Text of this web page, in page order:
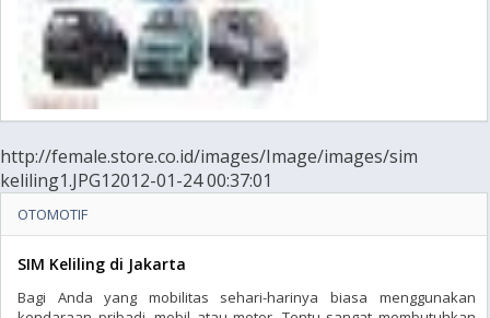
http://female.store.co.id/images/Image/images/sim
keliling1.JPG12012-01-24 00:37:01
OTOMOTIF
SIM Keliling di Jakarta
Bagi Anda yang mobilitas sehari-harinya biasa menggunakan